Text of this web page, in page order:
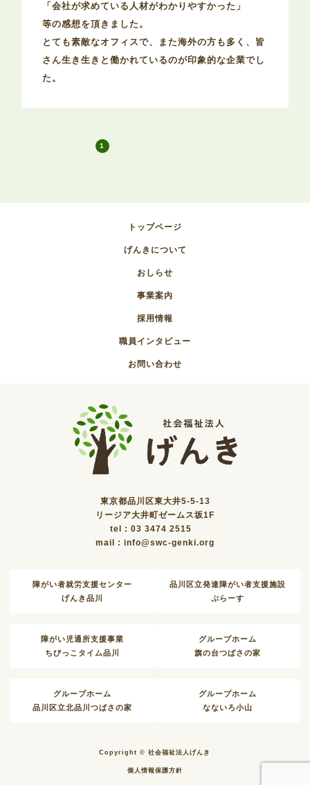
「会社が求めている人材がわかりやすかった」
等の感想を頂きました。
とても素敵なオフィスで、また海外の方も多く、皆
さん生き生きと働かれているのが印象的な企業でし
た。
1
トップページ
げんきについて
おしらせ
事業案内
採用情報
職員インタビュー
お問い合わせ
東京都品川区東大井5-5-13
リージア大井町ゼームス坂1F
tel : 03 3474 2515
mail : info@swc-genki.org
障がい者就労支援センター
げんき品川
品川区立発達障がい者支援施設
ぷらーす
障がい児通所支援事業
ちびっこタイム品川
グループホーム
旗の台つばさの家
グループホーム
品川区立北品川つばさの家
グループホーム
なないろ小山
Copyright © 社会福祉法人げんき
個人情報保護方針